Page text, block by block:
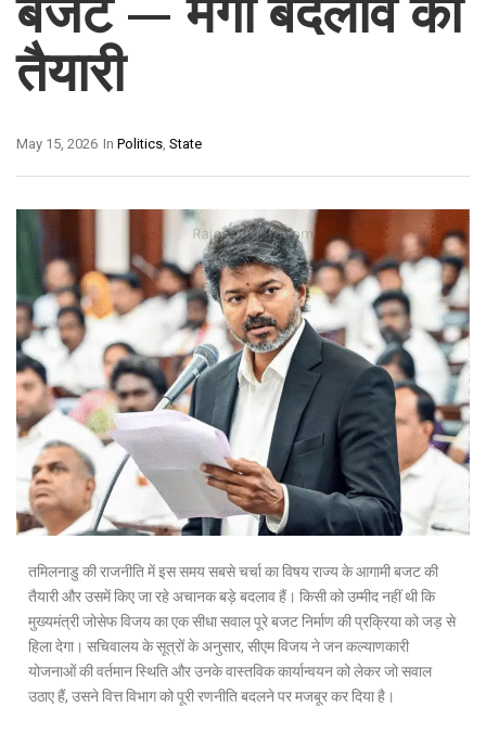
तैयारी
In Politics State
May 15, 2026
तमिलनाडु की राजनीति में इस समय सबसे चर्चा का विषय राज्य के आगामी बजट की
तैयारी और उसमें किए जा रहे अचानक बड़े बदलाव हैं। किसी को उम्मीद नहीं थी कि
मुख्यमंत्री जोसेफ विजय का एक सीधा सवाल पूरे बजट निर्माण की प्रक्रिया को जड़ से
हिला देगा। सचिवालय के सूत्रों के अनुसार, सीएम विजय ने जन कल्याणकारी
योजनाओं की वर्तमान स्थिति और उनके वास्तविक कार्यान्वयन को लेकर जो सवाल
उठाए हैं, उसने वित्त विभाग को पूरी रणनीति बदलने पर मजबूर कर दिया है।